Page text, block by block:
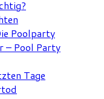
Poolparty
– Pool Party
Tage